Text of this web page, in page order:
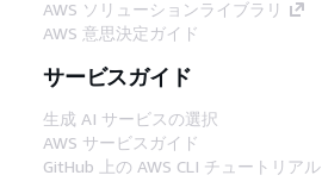
AWS ソリューションライブラリ
AWS 意思決定ガイド
サービスガイド
生成 AI サービスの選択
AWS サービスガイド
GitHub 上の AWS CLI チュートリアル